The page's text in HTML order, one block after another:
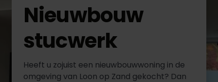
Nieuwbouw
stucwerk
Heeft u zojuist een nieuwbouwwoning in de
omgeving van Loon op Zand gekocht? Dan